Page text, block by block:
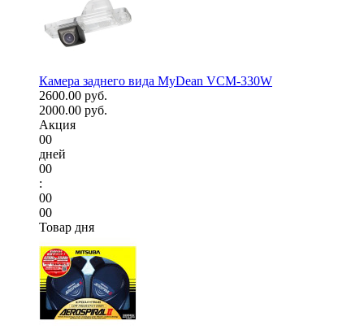
Камера заднего вида MyDean VCM-330W
2600.00 руб.
2000.00 руб.
Акция
00
дней
00
:
00
00
Товар дня